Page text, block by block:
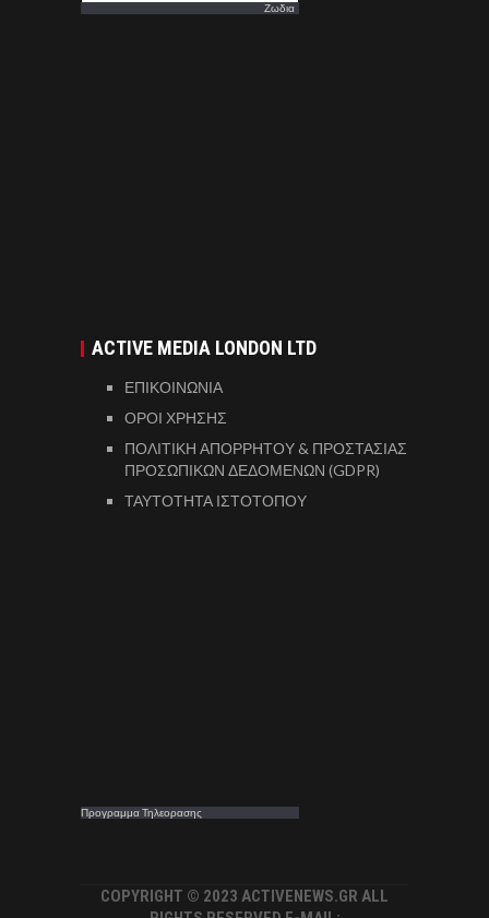
Ζωδια
ACTIVE MEDIA LONDON LTD
ΕΠΙΚΟΙΝΩΝΙΑ
ΟΡΟΙ ΧΡΗΣΗΣ
ΠΟΛΙΤΙΚΗ ΑΠΟΡΡΗΤΟΥ & ΠΡΟΣΤΑΣΙΑΣ
ΠΡΟΣΩΠΙΚΩΝ ΔΕΔΟΜΕΝΩΝ (GDPR)
ΤΑΥΤΟΤΗΤΑ ΙΣΤΟΤΟΠΟΥ
Προγραμμα Τηλεορασης
COPYRIGHT © 2023 ACTIVENEWS.GR ALL